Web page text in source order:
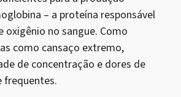
– a proteína responsável
oxigênio no sangue. Como
como cansaço extremo,
de concentração e dores de
frequentes.